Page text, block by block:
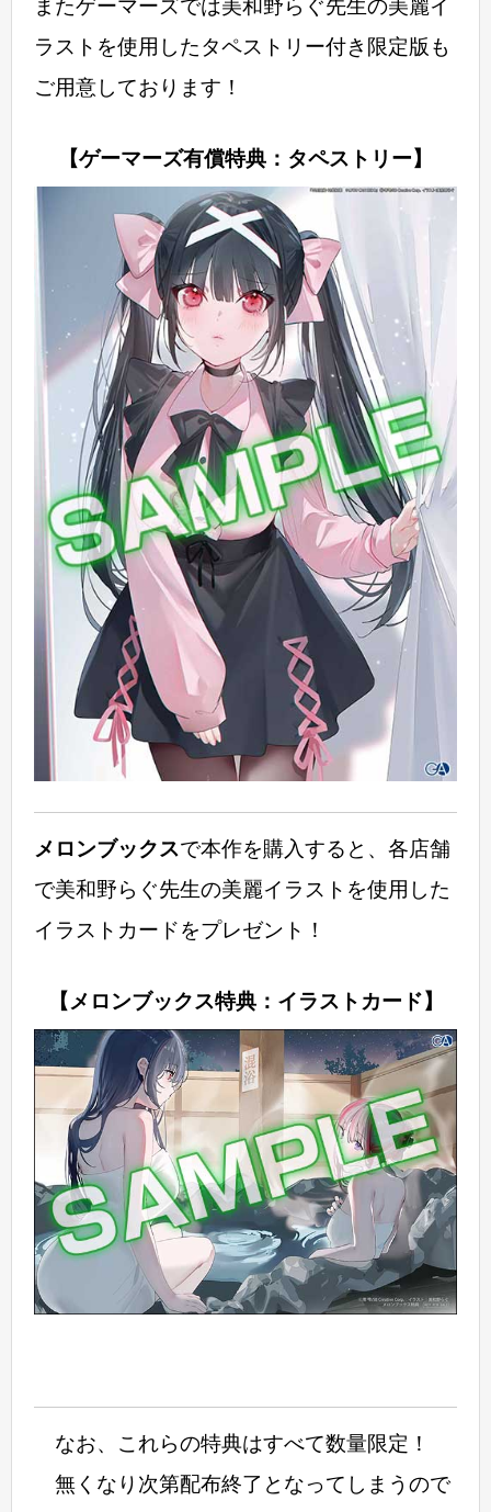
またゲーマーズでは美和野らぐ先生の美麗イ
ラストを使用したタペストリー付き限定版も
ご用意しております！
【ゲーマーズ有償特典：タペストリー】
メロンブックスで本作を購入すると、各店舗
で美和野らぐ先生の美麗イラストを使用した
イラストカードをプレゼント！
【メロンブックス特典：イラストカード】
なお、これらの特典はすべて数量限定！
無くなり次第配布終了となってしまうので